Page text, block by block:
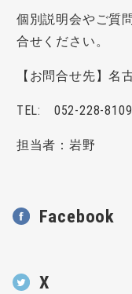
個別説明会やご質
合せください。
【お問合せ先】名
TEL: 052-228-
担当者：岩野
Facebook
X